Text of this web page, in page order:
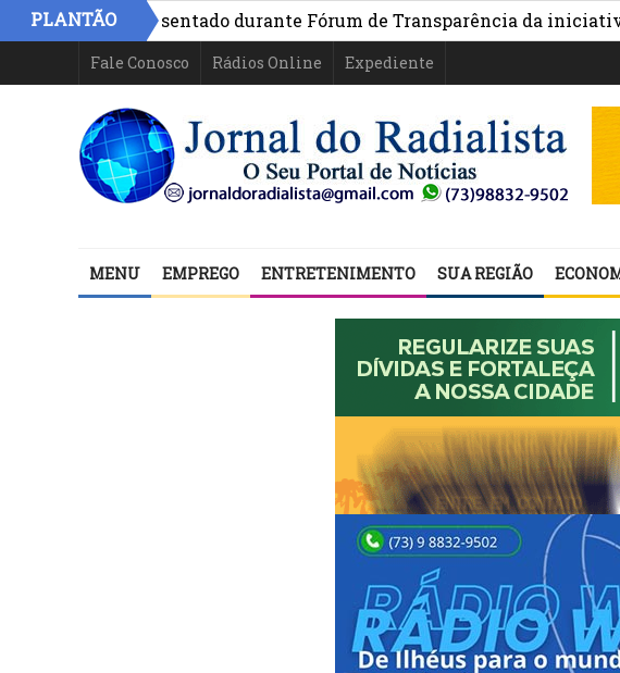
PLANTÃO
é apresentado durante Fórum de Transparência da iniciativa em
Fale Conosco Rádios Online Expediente
MENU EMPREGO ENTRETENIMENTO SUA REGIÃO